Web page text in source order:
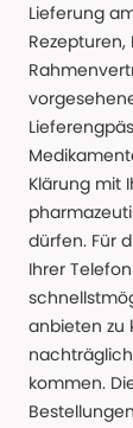
Lieferung
Klärung mit
dürfen. Für
Ihrer
anbieten zu
kommen.